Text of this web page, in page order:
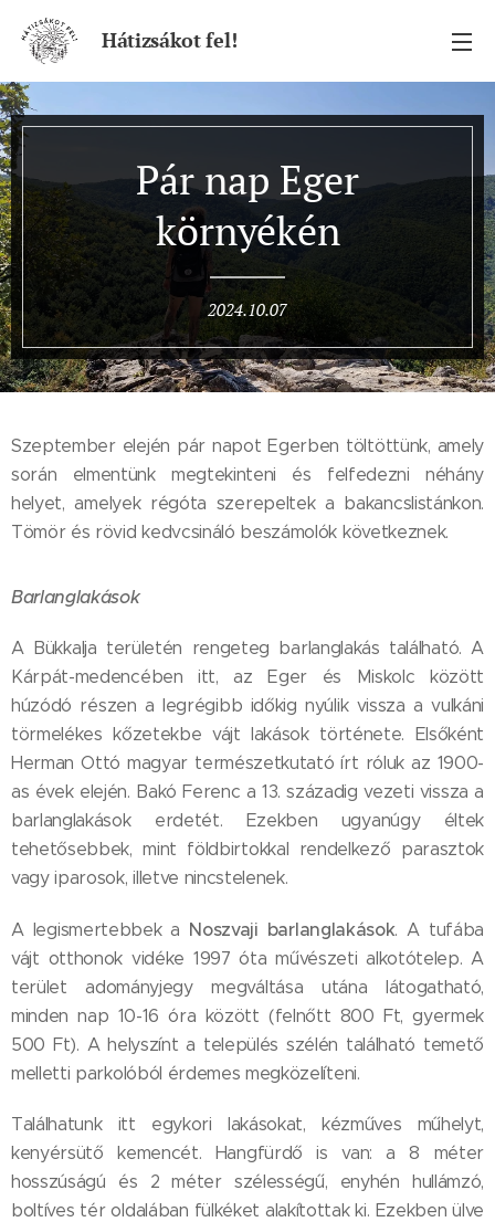
Hátizsákot fel!
Pár nap Eger
környékén
2024.10.07
Szeptember elején pár napot Egerben töltöttünk, amely
során elmentünk megtekinteni és felfedezni néhány
helyet, amelyek régóta szerepeltek a bakancslistánkon.
Tömör és rövid kedvcsináló beszámolók következnek.
Barlanglakások
A Bükkalja területén rengeteg barlanglakás található. A
Kárpát-medencében itt, az Eger és Miskolc között
húzódó részen a legrégibb időkig nyúlik vissza a vulkáni
törmelékes kőzetekbe vájt lakások története. Elsőként
Herman Ottó magyar természetkutató írt róluk az 1900-
as évek elején. Bakó Ferenc a 13. századig vezeti vissza a
barlanglakások erdetét. Ezekben ugyanúgy éltek
tehetősebbek, mint földbirtokkal rendelkező parasztok
vagy iparosok, illetve nincstelenek.
A legismertebbek a Noszvaji barlanglakások. A tufába
vájt otthonok vidéke 1997 óta művészeti alkotótelep. A
terület adományjegy megváltása utána látogatható,
minden nap 10-16 óra között (felnőtt 800 Ft, gyermek
500 Ft). A helyszínt a település szélén található temető
melletti parkolóból érdemes megközelíteni.
Találhatunk itt egykori lakásokat, kézműves műhelyt,
kenyérsütő kemencét. Hangfürdő is van: a 8 méter
hosszúságú és 2 méter szélességű, enyhén hullámzó,
boltíves tér oldalában fülkéket alakítottak ki. Ezekben ülve